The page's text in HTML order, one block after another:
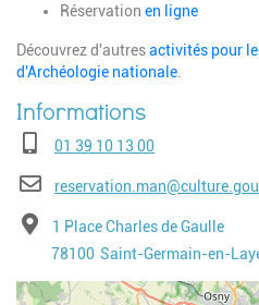
Réservation en ligne
Découvrez d'autresactivités pour
d'Archéologie nationale
Téléphone01 39 10 13 00
E-mail
Adresse1 Place Charles de Gaulle
Code postal
78100 Ville
Saint-Germain-en-
Geolocalisation